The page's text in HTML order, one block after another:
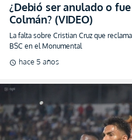
¿Debió ser anulado o
Colmán? (VIDEO)
La falta sobre Cristian Cruz que
BSC en el Monumental
schedule hace 5 años